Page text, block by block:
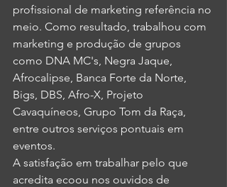
profissional de marketing referência no
meio. Como resultado, trabalhou com
marketing e produção de grupos
como DNA MC's, Negra Jaque,
Afrocalipse, Banca Forte da Norte,
Bigs, DBS, Afro-X, Projeto
Cavaquíneos, Grupo Tom da Raça,
entre outros serviços pontuais em
eventos.
A satisfação em trabalhar pelo que
acredita ecoou nos ouvidos de